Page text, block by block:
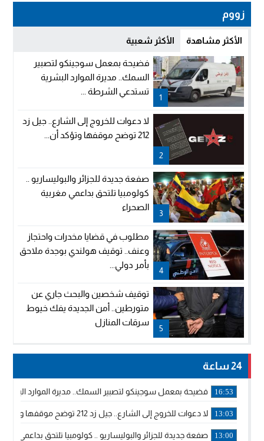
زووم
الأكثر مشاهدة الأكثر شعبية
1
فضيحة بمعمل سوجينكو لتصبير
السمك.. مديرة الموارد البشرية
تستدعي الشرطة ...
2
لا دعوات للخروج إلى الشارع.. جيل زد
212 توضح موقفها وتؤكد أن...
3
صفعة جديدة للجزائر والبوليساريو ..
كولومبيا تلتحق بداعمي مغربية
الصحراء
4
مطلوب في قضايا مخدرات واحتجاز
وعنف.. توقيف هولندي بوجدة ملاحق
بأمر دولي...
5
توقيف شخصين والبحث جاري عن
متورطين.. أمن الجديدة يفك خيوط
سرقات المنازل
24 ساعة
16:53 فضيحة بمعمل سوجينكو لتصبير السمك.. مديرة الموارد
13:03 لا دعوات للخروج إلى الشارع.. جيل زد 212 توضح موقفها وتؤكد أن المنشورات المنسوبة إليها لا تمثل موقفها الرسمي.
13:00 صفعة جديدة للجزائر والبوليساريو .. كولومبيا تلتحق بداعمي